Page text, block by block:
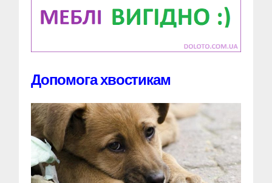
Допомога хвостикам